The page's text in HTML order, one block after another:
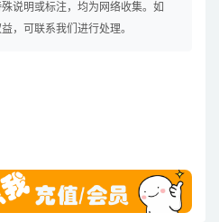
说明或标注，均为网络收集。如
，可联系我们进行处理。